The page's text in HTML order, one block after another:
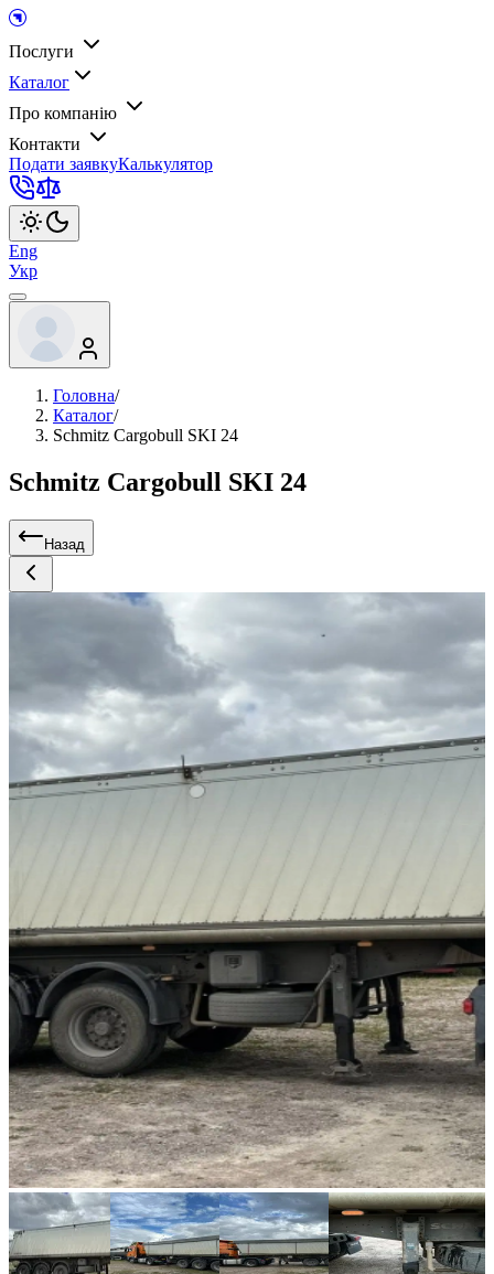
Послуги
Каталог
Про компанію
Контакти
Подати заявкуКалькулятор
Eng
Укр
Головна/
Каталог/
Schmitz Cargobull SKI 24
Schmitz Cargobull SKI 24
Назад
Item
of
32